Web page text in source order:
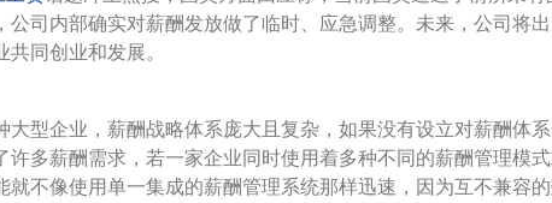
公司内部确实对薪酬发放做了临时、应急调整。未来，公司将
同创业和发展。
大型企业，薪酬战略体系庞大且复杂，如果没有设立对薪酬体
许多薪酬需求，若一家企业同时使用着多种不同的薪酬管理模
就不像使用单一集成的薪酬管理系统那样迅速，因为互不兼容